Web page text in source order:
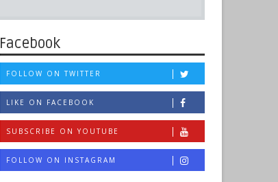
Facebook
FOLLOW ON TWITTER
LIKE ON FACEBOOK
SUBSCRIBE ON YOUTUBE
FOLLOW ON INSTAGRAM